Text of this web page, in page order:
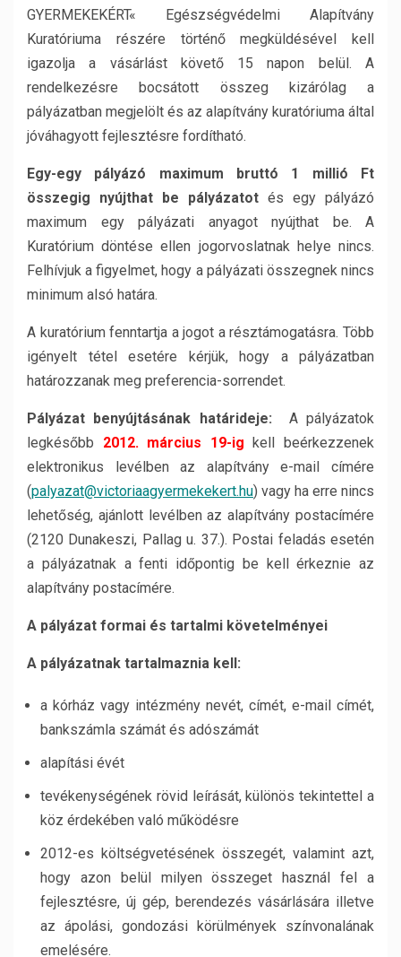
GYERMEKEKÉRT« Egészségvédelmi Alapítvány
Kuratóriuma részére történő megküldésével kell
igazolja a vásárlást követő 15 napon belül. A
rendelkezésre bocsátott összeg kizárólag a
pályázatban megjelölt és az alapítvány kuratóriuma által
jóváhagyott fejlesztésre fordítható.
Egy-egy pályázó maximum bruttó 1 millió Ft
összegig nyújthat be pályázatot és egy pályázó
maximum egy pályázati anyagot nyújthat be. A
Kuratórium döntése ellen jogorvoslatnak helye nincs.
Felhívjuk a figyelmet, hogy a pályázati összegnek nincs
minimum alsó határa.
A kuratórium fenntartja a jogot a résztámogatásra. Több
igényelt tétel esetére kérjük, hogy a pályázatban
határozzanak meg preferencia-sorrendet.
Pályázat benyújtásának határideje: A pályázatok
legkésőbb 2012. március 19-ig kell beérkezzenek
elektronikus levélben az alapítvány e-mail címére
(palyazat@victoriaagyermekekert.hu) vagy ha erre nincs
lehetőség, ajánlott levélben az alapítvány postacímére
(2120 Dunakeszi, Pallag u. 37.). Postai feladás esetén
a pályázatnak a fenti időpontig be kell érkeznie az
alapítvány postacímére.
A pályázat formai és tartalmi követelményei
A pályázatnak tartalmaznia kell:
a kórház vagy intézmény nevét, címét, e-mail címét,
bankszámla számát és adószámát
alapítási évét
tevékenységének rövid leírását, különös tekintettel a
köz érdekében való működésre
2012-es költségvetésének összegét, valamint azt,
hogy azon belül milyen összeget használ fel a
fejlesztésre, új gép, berendezés vásárlására illetve
az ápolási, gondozási körülmények színvonalának
emelésére.